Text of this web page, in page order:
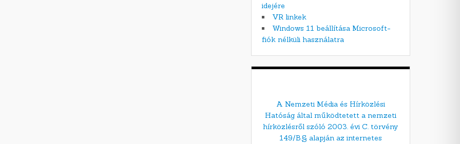
idejére
VR linkek
Windows 11 beállítása Microsoft-
fiók nélküli használatra
A Nemzeti Média és Hírközlési
Hatóság által működtetett a nemzeti
hírközlésről szóló 2003. évi C. törvény
149/B.§ alapján az internetes